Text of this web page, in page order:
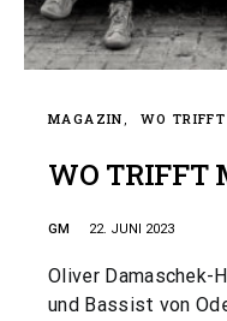
MAGAZIN WO
WO TRIFFT
GM 22. JUNI 2023
Oliver Damaschek-
und Bassist von